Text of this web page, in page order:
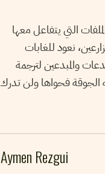
التي يتفاعل معها
نعود للغابات
والمبدعين لترجمة
الجوقة فحواها ولن تدرك
Aymen Rezgui